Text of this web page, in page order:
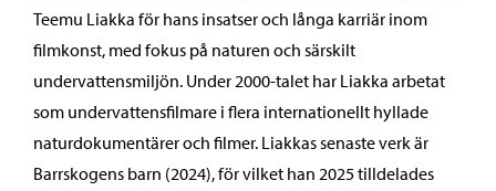
Teemu Liakka för hans insatser och långa karriär inom
filmkonst, med fokus på naturen och särskilt
undervattensmiljön. Under 2000-talet har Liakka arbetat
som undervattensfilmare i flera internationellt hyllade
naturdokumentärer och filmer. Liakkas senaste verk är
Barrskogens barn (2024), för vilket han 2025 tilldelades